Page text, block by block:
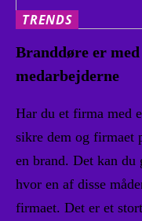
TRENDS
Branddøre er
medarbejderne
Har du et firma med
sikre dem og firmaet
en brand. Det kan
hvor en af disse
firmaet. Det er et